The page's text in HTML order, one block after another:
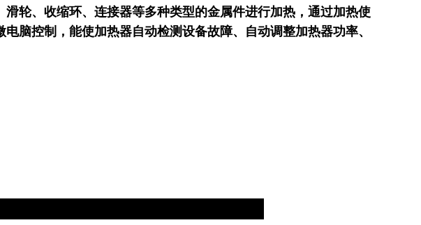
轮、收缩环、连接器等多种类型的金属件进行加热，通过加热使
脑控制，能使加热器自动检测设备故障、自动调整加热器功率、